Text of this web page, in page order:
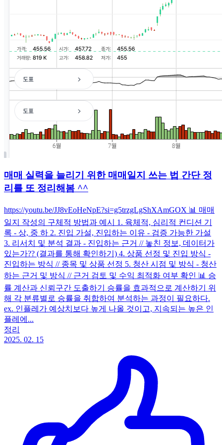
매매 실력을 늘리기 위한 매매일지 쓰는 법 간단 정
리를 또 정리해봄 ^^
https://youtu.be/JJ8vEoHeNpE?si=g5trzgLgShXAmGOX 📊 매매
일지 작성의 구체적 방법과 예시 1. 육체적, 심리적 컨디션 기
록 - 상, 중 하 2. 진입 가설, 진입하는 이유 - 검증 가능한 가설
3. 리서치 및 분석 결과 - 진입하는 근거 // 놓친 정보, 데이터가
있는가?? (결과를 통해 확인하기) 4. 상품 선정 및 진입 방식 -
진입하는 방식 // 종목 및 상품 선정 5. 청산 시점 및 방식 - 청산
하는 근거 및 방식 // 근거 검토 및 수익 최적화 여부 확인 📊 승
률 계산과 신뢰구간 도출하기 승률을 효과적으로 계산하기 위
해 각 분류별로 승률을 취합하여 분석하는 과정이 필요하다.
ex. 인플레가 예상치보다 높게 나올 것이고, 지속되는 높은 인
플레에...
정리
2025. 02. 15